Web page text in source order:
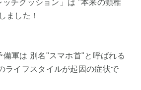
ッチクッション」は "本来の頸椎
ました！
備軍は 別名"スマホ首"と呼ばれる
ライフスタイルが起因の症状で